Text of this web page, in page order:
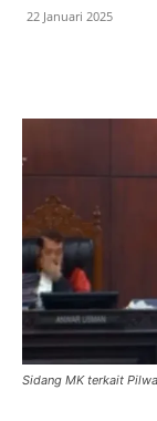
22 Januari 2025
Sidang MK terkait